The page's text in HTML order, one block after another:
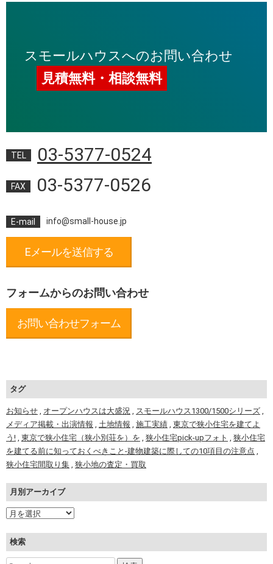
スモールハウスへのお問い合わせ
見積無料・相談無料
TEL 03-5377-0524
FAX 03-5377-0526
E-mail info@small-house.jp
Eメールを送信する
フォームからのお問い合わせ
お問い合わせフォーム
タグ
お知らせ オープンハウスは大盛況 スモールハウス1300/1500シリーズ
メディア掲載・出演情報
土地情報 施工実績 東京で狭小住宅を建てよ
う!
東京で狭小住宅（狭小別荘を）を 狭小住宅pick-upフォト
狭小住宅
を建てる前に知っておくべきこと-建物建築に際しての10項目の注意点
狭小住宅間取り集 狭小地の査定・買取
月別アーカイブ
検索